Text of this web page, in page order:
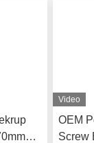
Video
OEM
Screw